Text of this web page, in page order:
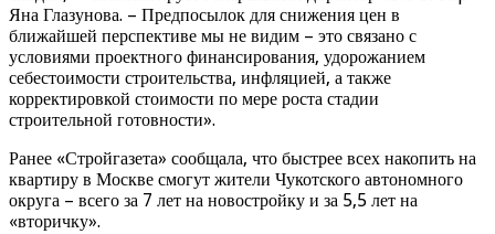
Яна Глазунова. – Предпосылок для снижения цен в
ближайшей перспективе мы не видим – это связано с
условиями проектного финансирования, удорожанием
себестоимости строительства, инфляцией, а также
корректировкой стоимости по мере роста стадии
строительной готовности».
Ранее «Стройгазета» сообщала, что быстрее всех накопить на
квартиру в Москве смогут жители Чукотского автономного
округа – всего за 7 лет на новостройку и за 5,5 лет на
«вторичку».